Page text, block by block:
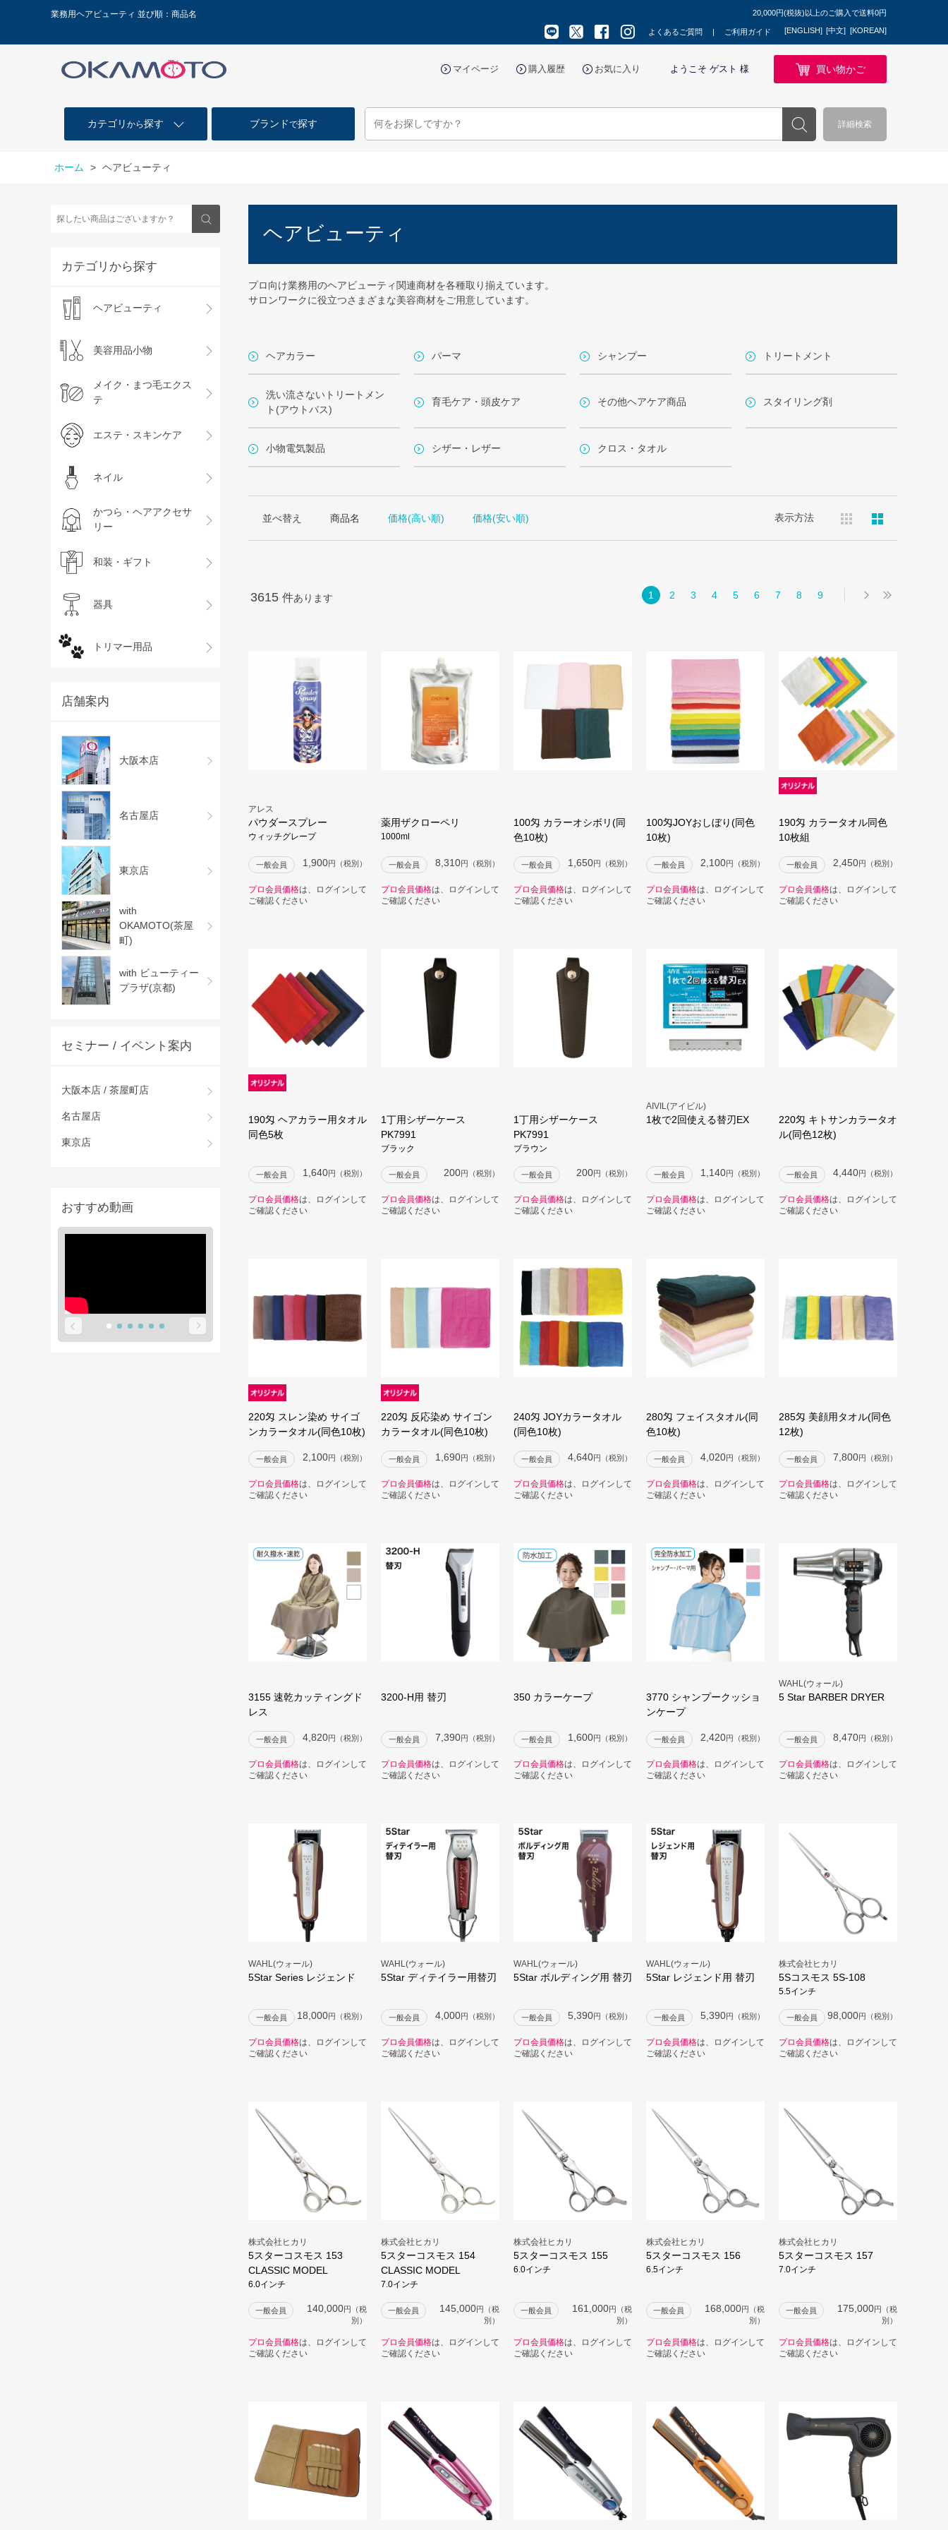
業務用ヘアビューティ 並び順：商品名 20,000円(税抜)以上のご購入で送料0円
よくあるご質問 ご利用ガイド [ENGLISH] [中文] [KOREAN]
マイページ 購入履歴 お気に入り ようこそ ゲスト 様 買い物かご
カテゴリ から探す ブランドで探す 詳細検索
ホーム > ヘアビューティ
カテゴリから探す
ヘアビューティ
美容用品小物
メイク・まつ毛エクス
テ
エステ・スキンケア
ネイル
かつら・ヘアアクセサ
リー
和装・ギフト
器具
トリマー用品
店舗案内
大阪本店
名古屋店
東京店
with
OKAMOTO(茶屋
町)
with ビューティー
プラザ(京都)
セミナー / イベント案内
大阪本店 / 茶屋町店
名古屋店
東京店
おすすめ動画
ヘアビューティ
プロ向け業務用のヘアビューティ関連商材を各種取り揃えています。
サロンワークに役立つさまざまな美容商材をご用意しています。
ヘアカラー パーマ シャンプー トリートメント
洗い流さないトリートメン
ト(アウトバス)
育毛ケア・頭皮ケア その他ヘアケア商品 スタイリング剤
小物電気製品 シザー・レザー クロス・タオル
表示方法
並べ替え 商品名 価格(高い順) 価格(安い順)
3615 件あります 1 2 3 4 5 6 7 8 9
アレス
パウダースプレー
ウィッチグレープ
一般会員 1,900円（税別）
プロ会員価格は、ログインして
ご確認ください
薬用ザクローペリ
1000ml
一般会員 8,310円（税別）
プロ会員価格は、ログインして
ご確認ください
100匁 カラーオシボリ(同
色10枚)
一般会員 1,650円（税別）
プロ会員価格は、ログインして
ご確認ください
100匁JOYおしぼり(同色
10枚)
一般会員 2,100円（税別）
プロ会員価格は、ログインして
ご確認ください
190匁 カラータオル同色
10枚組
一般会員 2,450円（税別）
プロ会員価格は、ログインして
ご確認ください
190匁 ヘアカラー用タオル
同色5枚
一般会員 1,640円（税別）
プロ会員価格は、ログインして
ご確認ください
1丁用シザーケース
PK7991
ブラック
一般会員 200円（税別）
プロ会員価格は、ログインして
ご確認ください
1丁用シザーケース
PK7991
ブラウン
一般会員 200円（税別）
プロ会員価格は、ログインして
ご確認ください
AIVIL(アイビル)
1枚で2回使える替刃EX
一般会員 1,140円（税別）
プロ会員価格は、ログインして
ご確認ください
220匁 キトサンカラータオ
ル(同色12枚)
一般会員 4,440円（税別）
プロ会員価格は、ログインして
ご確認ください
220匁 スレン染め サイゴ
ンカラータオル(同色10枚)
一般会員 2,100円（税別）
プロ会員価格は、ログインして
ご確認ください
220匁 反応染め サイゴン
カラータオル(同色10枚)
一般会員 1,690円（税別）
プロ会員価格は、ログインして
ご確認ください
240匁 JOYカラータオル
(同色10枚)
一般会員 4,640円（税別）
プロ会員価格は、ログインして
ご確認ください
280匁 フェイスタオル(同
色10枚)
一般会員 4,020円（税別）
プロ会員価格は、ログインして
ご確認ください
285匁 美顔用タオル(同色
12枚)
一般会員 7,800円（税別）
プロ会員価格は、ログインして
ご確認ください
3155 速乾カッティングド
レス
一般会員 4,820円（税別）
プロ会員価格は、ログインして
ご確認ください
3200-H用 替刃
一般会員 7,390円（税別）
プロ会員価格は、ログインして
ご確認ください
350 カラーケープ
一般会員 1,600円（税別）
プロ会員価格は、ログインして
ご確認ください
3770 シャンプークッショ
ンケープ
一般会員 2,420円（税別）
プロ会員価格は、ログインして
ご確認ください
WAHL(ウォール)
5 Star BARBER DRYER
一般会員 8,470円（税別）
プロ会員価格は、ログインして
ご確認ください
WAHL(ウォール)
5Star Series レジェンド
一般会員 18,000円（税別）
プロ会員価格は、ログインして
ご確認ください
WAHL(ウォール)
5Star ディテイラー用替刃
一般会員 4,000円（税別）
プロ会員価格は、ログインして
ご確認ください
WAHL(ウォール)
5Star ボルディング用 替刃
一般会員 5,390円（税別）
プロ会員価格は、ログインして
ご確認ください
WAHL(ウォール)
5Star レジェンド用 替刃
一般会員 5,390円（税別）
プロ会員価格は、ログインして
ご確認ください
株式会社ヒカリ
5Sコスモス 5S-108
5.5インチ
一般会員 98,000円（税別）
プロ会員価格は、ログインして
ご確認ください
株式会社ヒカリ
5スターコスモス 153
CLASSIC MODEL
6.0インチ
一般会員 140,000円（税
別）
プロ会員価格は、ログインして
ご確認ください
株式会社ヒカリ
5スターコスモス 154
CLASSIC MODEL
7.0インチ
一般会員 145,000円（税
別）
プロ会員価格は、ログインして
ご確認ください
株式会社ヒカリ
5スターコスモス 155
6.0インチ
一般会員 161,000円（税
別）
プロ会員価格は、ログインして
ご確認ください
株式会社ヒカリ
5スターコスモス 156
6.5インチ
一般会員 168,000円（税
別）
プロ会員価格は、ログインして
ご確認ください
株式会社ヒカリ
5スターコスモス 157
7.0インチ
一般会員 175,000円（税
別）
プロ会員価格は、ログインして
ご確認ください